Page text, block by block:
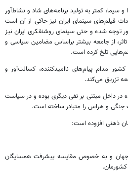
سیما، کمتر به تولید برنامه‌های شاد و نشاط‌آور
فیلم‌های سینمای ایران نیز حاکی از آن است
توجه شده و حتی سینمای روشنفکری ایران نیز
تاثر، از جامعه بیشتر براساس مضامین سیاسی و
تلخ کرده است.
مدام پیام‌های ناامیدکننده، کسالت‌آور و
تزریق می‌کند.
در داخل مبتنی بر نفی دیگری بوده و در سیاست
جنگی و هراس را متبادر ساخته است.
ذهنی افزوده است:
جهان و به خصوص مقایسه پیشرفت همسایگان